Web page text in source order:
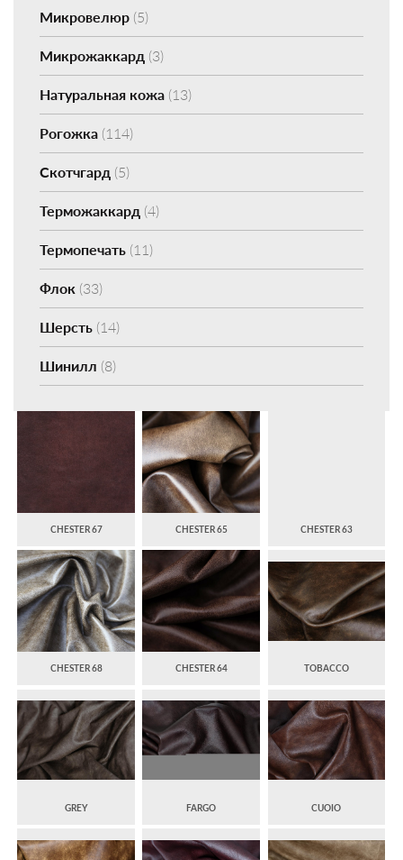
Микровелюр (5)
Микрожаккард (3)
Натуральная кожа (13)
Рогожка (114)
Скотчгард (5)
Терможаккард (4)
Термопечать (11)
Флок (33)
Шерсть (14)
Шинилл (8)
CHESTER 67 CHESTER 65 CHESTER 63
CHESTER 68 CHESTER 64 TOBACCO
GREY FARGO CUOIO